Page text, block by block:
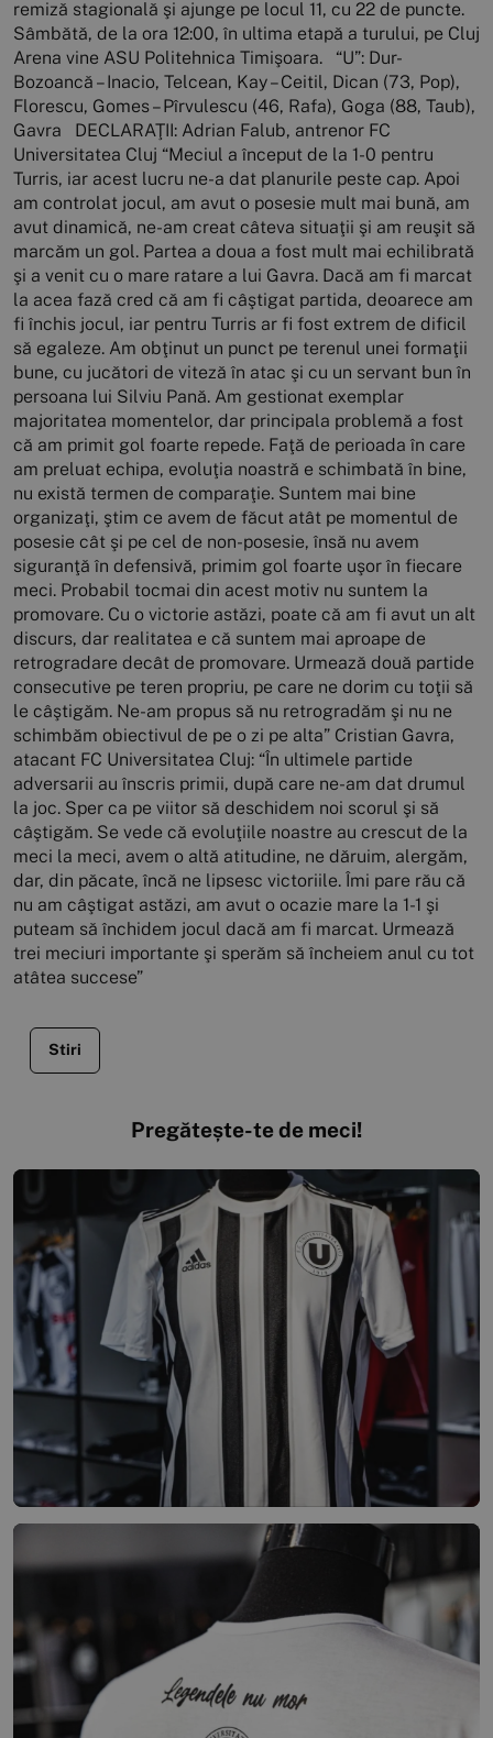
remiză stagională şi ajunge pe locul 11, cu 22 de puncte.
Sâmbătă, de la ora 12:00, în ultima etapă a turului, pe Cluj
Arena vine ASU Politehnica Timişoara. “U”: Dur-
Bozoancă – Inacio, Telcean, Kay – Ceitil, Dican (73, Pop),
Florescu, Gomes – Pîrvulescu (46, Rafa), Goga (88, Taub),
Gavra DECLARAŢII: Adrian Falub, antrenor FC
Universitatea Cluj “Meciul a început de la 1-0 pentru
Turris, iar acest lucru ne-a dat planurile peste cap. Apoi
am controlat jocul, am avut o posesie mult mai bună, am
avut dinamică, ne-am creat câteva situaţii şi am reuşit să
marcăm un gol. Partea a doua a fost mult mai echilibrată
şi a venit cu o mare ratare a lui Gavra. Dacă am fi marcat
la acea fază cred că am fi câştigat partida, deoarece am
fi închis jocul, iar pentru Turris ar fi fost extrem de dificil
să egaleze. Am obţinut un punct pe terenul unei formaţii
bune, cu jucători de viteză în atac şi cu un servant bun în
persoana lui Silviu Pană. Am gestionat exemplar
majoritatea momentelor, dar principala problemă a fost
că am primit gol foarte repede. Faţă de perioada în care
am preluat echipa, evoluţia noastră e schimbată în bine,
nu există termen de comparaţie. Suntem mai bine
organizaţi, ştim ce avem de făcut atât pe momentul de
posesie cât şi pe cel de non-posesie, însă nu avem
siguranţă în defensivă, primim gol foarte uşor în fiecare
meci. Probabil tocmai din acest motiv nu suntem la
promovare. Cu o victorie astăzi, poate că am fi avut un alt
discurs, dar realitatea e că suntem mai aproape de
retrogradare decât de promovare. Urmează două partide
consecutive pe teren propriu, pe care ne dorim cu toţii să
le câştigăm. Ne-am propus să nu retrogradăm şi nu ne
schimbăm obiectivul de pe o zi pe alta” Cristian Gavra,
atacant FC Universitatea Cluj: “În ultimele partide
adversarii au înscris primii, după care ne-am dat drumul
la joc. Sper ca pe viitor să deschidem noi scorul şi să
câştigăm. Se vede că evoluţiile noastre au crescut de la
meci la meci, avem o altă atitudine, ne dăruim, alergăm,
dar, din păcate, încă ne lipsesc victoriile. Îmi pare rău că
nu am câştigat astăzi, am avut o ocazie mare la 1-1 şi
puteam să închidem jocul dacă am fi marcat. Urmează
trei meciuri importante şi sperăm să încheiem anul cu tot
atâtea succese”
Stiri
Pregătește-te de meci!